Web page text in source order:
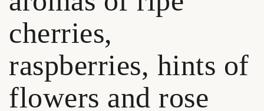
cherries,
raspberries, hints of
flowers and rose